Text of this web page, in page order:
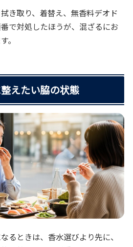
き取り、着替え、無香料デオド
で対処したほうが、混ざるにお
。
えたい脇の状態
るときは、香水選びより先に、